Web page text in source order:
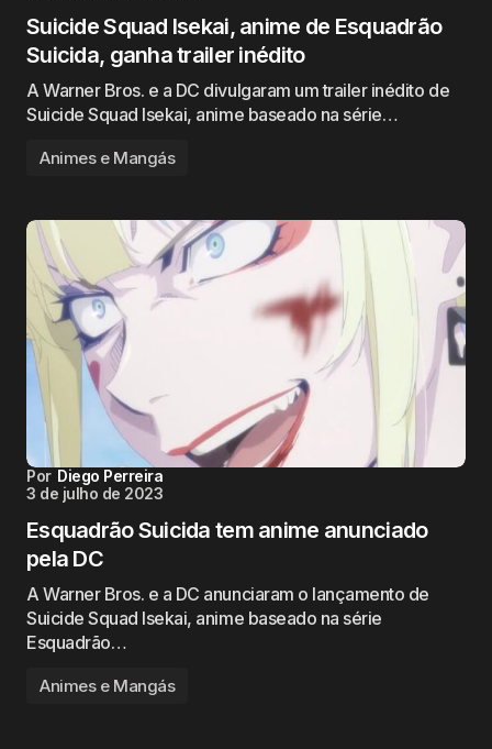
Suicide Squad Isekai, anime de Esquadrão
Suicida, ganha trailer inédito
A Warner Bros. e a DC divulgaram um trailer inédito de
Suicide Squad Isekai, anime baseado na série…
Animes e Mangás
Por Diego Perreira
3 de julho de 2023
Esquadrão Suicida tem anime anunciado
pela DC
A Warner Bros. e a DC anunciaram o lançamento de
Suicide Squad Isekai, anime baseado na série
Esquadrão…
Animes e Mangás